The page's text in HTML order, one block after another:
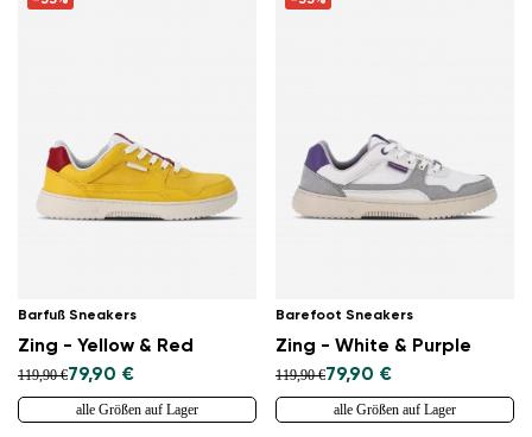
Bestätigen
Barfuß Sneakers
Zing - Yellow & Red
119,90 €79,90 €
alle Größen auf Lager
Barefoot Sneakers
Zing - White & Purple
119,90 €79,90 €
alle Größen auf Lager